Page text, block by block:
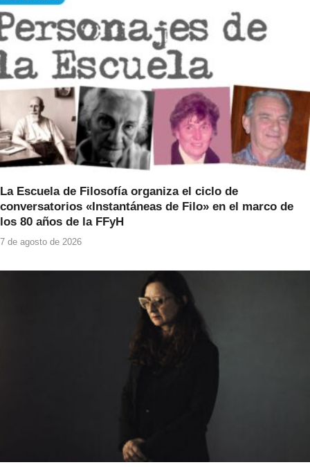
o
k
p
La Escuela de Filosofía organiza el ciclo de
conversatorios «Instantáneas de Filo» en el marco de
los 80 años de la FFyH
7 de agosto de 2026